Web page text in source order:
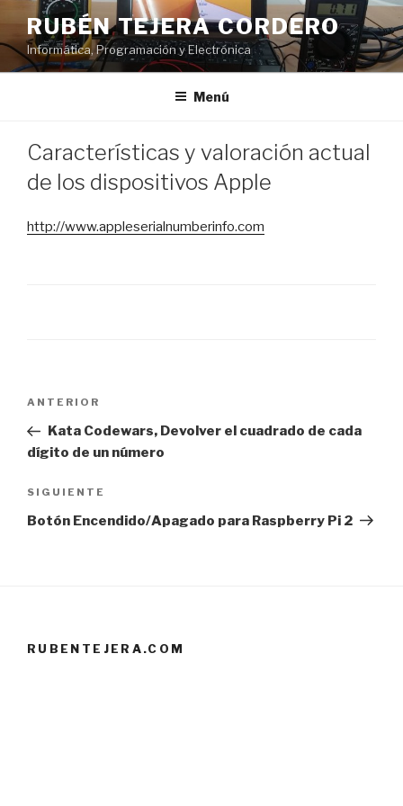
contenido
RUBÉN TEJERA CORDERO
Informática, Programación y Electrónica
Menú
PUBLICADO
EL
Características y valoración actual
de los dispositivos Apple
http://www.appleserialnumberinfo.com
entradas
Entrada
anterior:
ANTERIOR
Kata Codewars, Devolver el cuadrado de cada
dígito de un número
Siguiente
entrada
SIGUIENTE
Botón Encendido/Apagado para Raspberry Pi 2
RUBENTEJERA.COM